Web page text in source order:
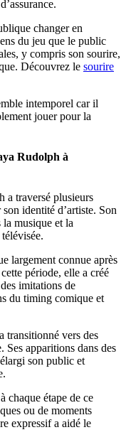
changer en
du jeu que le public
y compris son sourire,
Découvrez le sourire
intemporel car il
jouer pour la
Rudolph à
a traversé plusieurs
identité d’artiste. Son
la musique et la
largement connue après
période, elle a créé
imitations de
du timing comique et
transitionné vers des
Ses apparitions dans des
son public et
chaque étape de ce
ou de moments
expressif a aidé le